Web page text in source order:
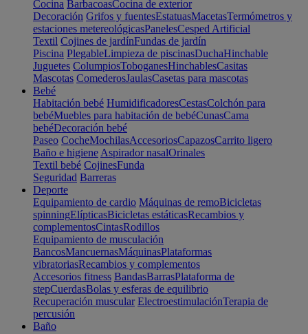
Cocina BarbacoasCocina de exterior
Decoración Grifos y fuentesEstatuasMacetasTermómetros y
estaciones metereológicasPanelesCesped Artificial
Textil Cojines de jardínFundas de jardín
Piscina PlegableLimpieza de piscinasDuchaHinchable
Juguetes ColumpiosToboganesHinchablesCasitas
Mascotas ComederosJaulasCasetas para mascotas
Bebé
Habitación bebé HumidificadoresCestasColchón para
bebéMuebles para habitación de bebéCunasCama
bebéDecoración bebé
Paseo CocheMochilasAccesoriosCapazosCarrito ligero
Baño e higiene Aspirador nasalOrinales
Textil bebé CojinesFunda
Seguridad Barreras
Deporte
Equipamiento de cardio Máquinas de remoBicicletas
spinningElípticasBicicletas estáticasRecambios y
complementosCintasRodillos
Equipamiento de musculación
BancosMancuernasMáquinasPlataformas
vibratoriasRecambios y complementos
Accesorios fitness BandasBarrasPlataforma de
stepCuerdasBolas y esferas de equilibrio
Recuperación muscular ElectroestimulaciónTerapia de
percusión
Baño